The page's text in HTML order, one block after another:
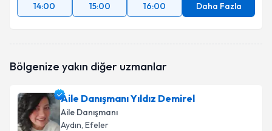
14:00
15:00 16:00 Daha Fazla
Bölgenize yakın diğer uzmanlar
Aile Danışmanı Yıldız Demirel
Aile Danışmanı
Aydın, Efeler